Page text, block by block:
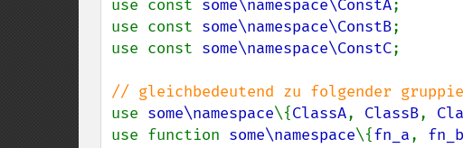
use const some\namespace\ConstA;
use const some\namespace\ConstB;
use const some\namespace\ConstC;
use some\namespace\{ClassA, ClassB,
use function some\namespace\{fn_a, fn_b